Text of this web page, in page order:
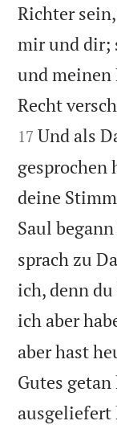
Richter
mir und dir;
und
Recht
17 Und als
gesprochen
deine
Saul
sprach zu
ich, denn
ich aber
aber hast
Gutes